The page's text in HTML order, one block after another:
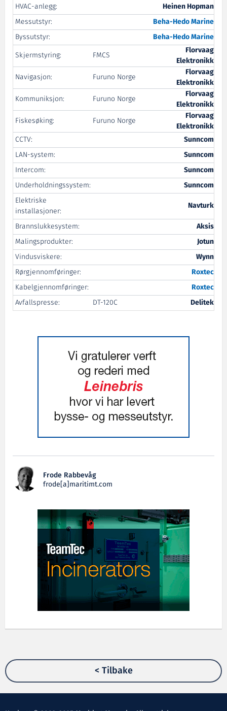
HVAC-anlegg:
Heinen Hopman
Messutstyr:
Beha-Hedo Marine
Byssutstyr:
Beha-Hedo Marine
Skjermstyring:
FMCS
Florvaag
Elektronikk
Navigasjon:
Furuno Norge
Florvaag
Elektronikk
Kommuniksjon:
Furuno Norge
Florvaag
Elektronikk
Fiskesøking:
Furuno Norge
Florvaag
Elektronikk
CCTV:
Sunncom
LAN-system:
Sunncom
Intercom:
Sunncom
Underholdningssystem:
Sunncom
Elektriske
installasjoner:
Navturk
Brannslukkesystem:
Aksis
Malingsprodukter:
Jotun
Vindusviskere:
Wynn
Rørgjennomføringer:
Roxtec
Kabelgjennomføringer:
Roxtec
Avfallspresse:
DT-120C Delitek
Frode Rabbevåg
frode[a]maritimt.com
< Tilbake